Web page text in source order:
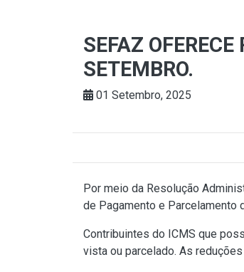
SEFAZ
SETEMBRO.
01 Setembro, 2025
Por meio da Resolução
de Pagamento e Parcelamento
Contribuintes do ICMS que
vista ou parcelado. As